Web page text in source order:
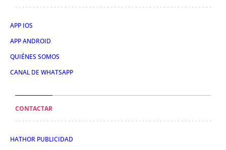
APP IOS
APP ANDROID
QUIÉNES SOMOS
CANAL DE WHATSAPP
CONTACTAR
HATHOR PUBLICIDAD